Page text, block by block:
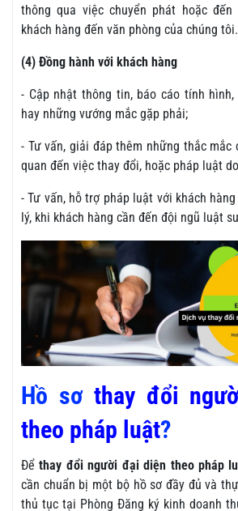
thông qua việc chuyển phát hoặc
khách hàng đến văn phòng của chúng tôi.
(4) Đồng hành với khách hàng
- Cập nhật thông tin, báo cáo tính
hay những vướng mắc gặp phải;
- Tư vấn, giải đáp thêm những thắc mắc
quan đến việc thay đổi, hoặc pháp luật
- Tư vấn, hỗ trợ pháp luật với khách
lý, khi khách hàng cần đến đội ngũ luật
Hồ sơ thay đổi
theo pháp luật?
Để thay đổi người đại diện theo pháp
cần chuẩn bị một bộ hồ sơ đầy đủ và
thủ tục tại Phòng Đăng ký kinh doanh